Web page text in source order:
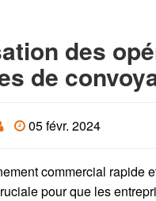
des
de
05 févr. 2024
commercial rapide
pour que les